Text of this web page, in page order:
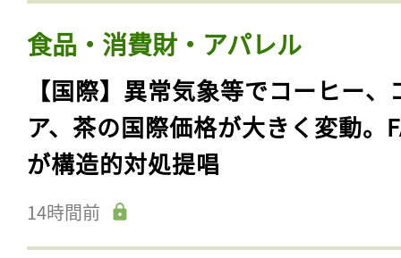
食品・消費財・アパレル
【国際】異常気象等でコーヒー、
ア、茶の国際価格が大きく変動。
が構造的対処提唱
14時間前